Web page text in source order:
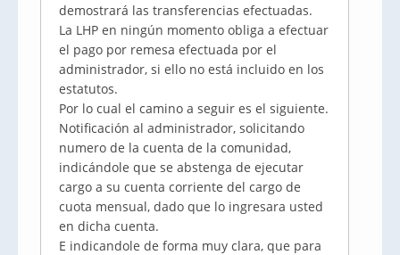
demostrará las transferencias efectuadas.
La LHP en ningún momento obliga a efectuar
el pago por remesa efectuada por el
administrador, si ello no está incluido en los
estatutos.
Por lo cual el camino a seguir es el siguiente.
Notificación al administrador, solicitando
numero de la cuenta de la comunidad,
indicándole que se abstenga de ejecutar
cargo a su cuenta corriente del cargo de
cuota mensual, dado que lo ingresara usted
en dicha cuenta.
E indicandole de forma muy clara, que para